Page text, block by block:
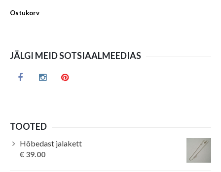
Ostukorv
JÄLGI MEID SOTSIAALMEEDIAS
TOOTED
Hõbedast jalakett
€ 39.00